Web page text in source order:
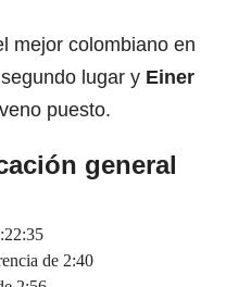
mejor colombiano en
lugar y Einer
puesto.
general
de 2:40